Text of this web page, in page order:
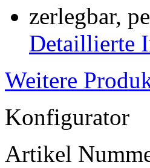
zerlegbar,
Detaillierte
Weitere
Konfigurator
Artikel